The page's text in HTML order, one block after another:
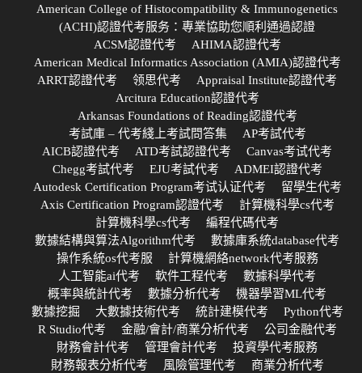
American College of Histocompatibility & Immunogenetics
(ACHI)認證代考服务：專業協助您順利通過認證
ACSM認證代考
AHIMA認證代考
American Medical Informatics Association (AMIA)認證代考
ARRT認證代考
领思代考
Appraisal Institute認證代考
Arcitura Education認證代考
Arkansas Foundations of Reading認證代考
考試庫 – 代考綫上考試問答集
AP考試代考
AICB認證代考
ATD考試認證代考
Canvas考试代考
Chegg考試代考
EJU考試代考
ADMEI認證代考
Autodesk Certification Program考试认证代考
留學生代考
Axis Certification Program認證代考
計算機科學cs代考
計算機科學cs代考
編程代碼代考
數據結構與算法Algorithm代考
數據庫系統database代考
操作系統os代考服
計算機網絡network代考服務
人工智能ai代考
軟件工程代考
數據科學代考
概率與統計代考
數據分析代考
機器學習ML代考
數據挖掘
大數據技術代考 統計建模代考
Python代考
R Studio代考
金融/會計/商業分析代考
公司金融代考
財務會計代考
管理會計代考
投資學代考服務
財務報表分析代考
風險管理代考
商業分析代考